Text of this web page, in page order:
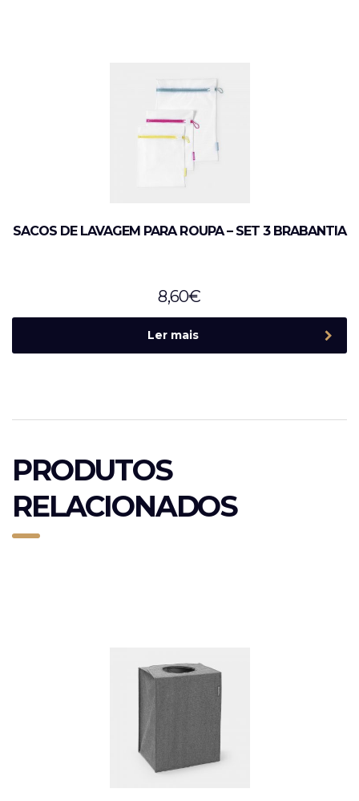
SACOS DE LAVAGEM PARA ROUPA – SET 3 BRABANTIA
8,60€
Ler mais
PRODUTOS
RELACIONADOS